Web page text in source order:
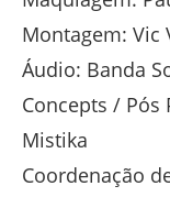
Montagem: Vic
Áudio: Banda
Concepts / Pós
Mistika
Coordenação